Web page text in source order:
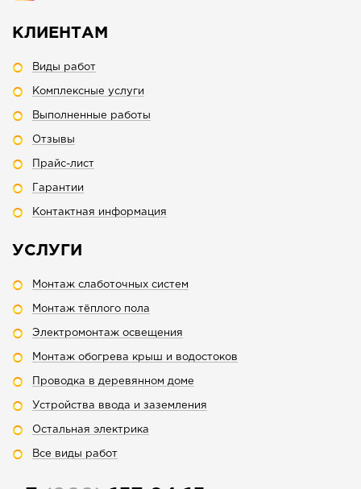
КЛИЕНТАМ
Виды работ
Комплексные услуги
Выполненные работы
Отзывы
Прайс-лист
Гарантии
Контактная информация
УСЛУГИ
Монтаж слаботочных систем
Монтаж тёплого пола
Электромонтаж освещения
Монтаж обогрева крыш и водостоков
Проводка в деревянном доме
Устройства ввода и заземления
Остальная электрика
Все виды работ